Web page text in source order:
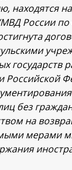
находятся
России по
государств
Российской
без
на
мерами